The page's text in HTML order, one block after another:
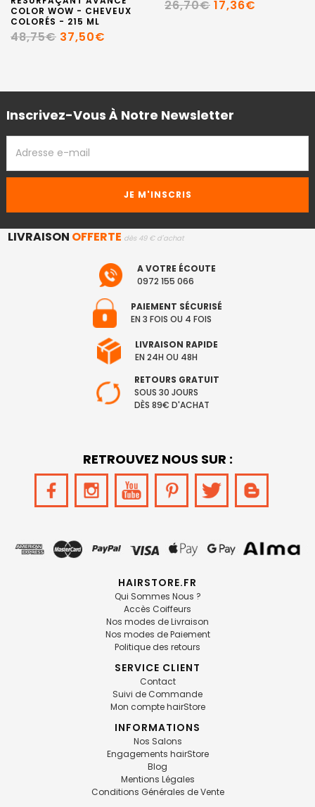
COLOR WOW - CHEVEUX
COLORÉS - 215 ML
48,75€ 37,50€
26,70€ 17,36€
Inscrivez-Vous À Notre Newsletter
EMAIL
LIVRAISON OFFERTE dès 49 € d'achat
A VOTRE ÉCOUTE
0972 155 066
PAIEMENT SÉCURISÉ
EN 3 FOIS OU 4 FOIS
LIVRAISON RAPIDE
EN 24H OU 48H
RETOURS GRATUIT
SOUS 30 JOURS
DÈS 89€ D'ACHAT
RETROUVEZ NOUS SUR :
HAIRSTORE.FR
Qui Sommes Nous ?
Accès Coiffeurs
Nos modes de Livraison
Nos modes de Paiement
Politique des retours
SERVICE CLIENT
Contact
Suivi de Commande
Mon compte hairStore
INFORMATIONS
Nos Salons
Engagements hairStore
Blog
Mentions Légales
Conditions Générales de Vente